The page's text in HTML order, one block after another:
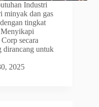
Industri
minyak dan gas
tingkat
Menyikapi
secara
dirancang untuk
2025